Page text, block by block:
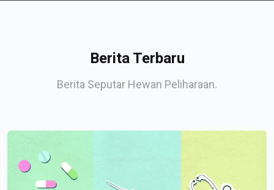
Berita Terbaru
Berita Seputar Hewan Peliharaan.